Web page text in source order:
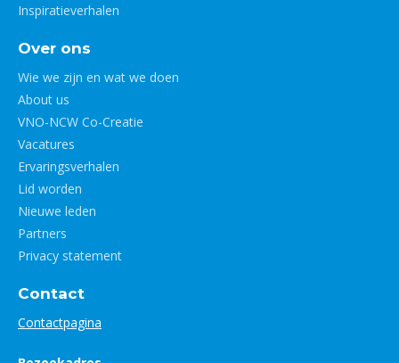
Inspiratieverhalen
Over ons
Wie we zijn en wat we doen
About us
VNO-NCW Co-Creatie
Vacatures
Ervaringsverhalen
Lid worden
Nieuwe leden
Partners
Privacy statement
Contact
Contactpagina